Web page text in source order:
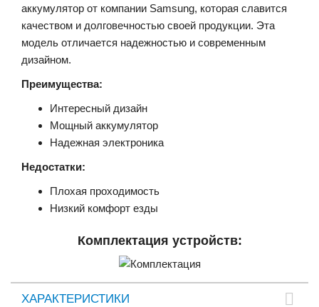
аккумулятор от компании Samsung, которая славится
качеством и долговечностью своей продукции. Эта
модель отличается надежностью и современным
дизайном.
Преимущества:
Интересный дизайн
Мощный аккумулятор
Надежная электроника
Недостатки:
Плохая проходимость
Низкий комфорт езды
Комплектация устройств:
ХАРАКТЕРИСТИКИ